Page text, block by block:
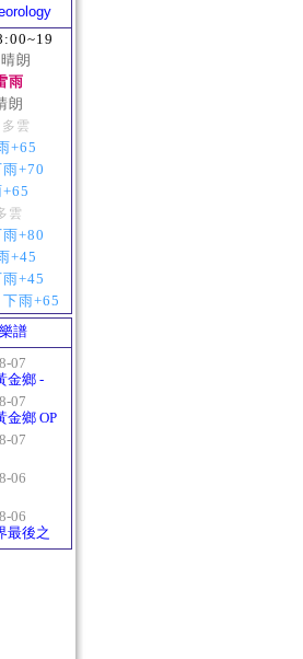
晴朗
雨
朗
多雲
+65
雨+70
雲
雨+80
+45
雨+45
下雨+65
譜
07
金鄉 -
07
金鄉 OP
07
06
06
最後之